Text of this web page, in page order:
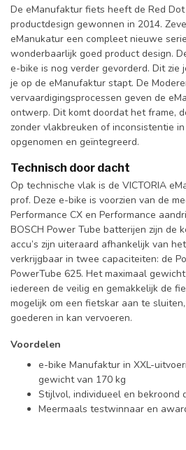
De eManufaktur fiets heeft de Red
productdesign gewonnen in 2014.
eManukatur een compleet nieuwe
wonderbaarlijk goed product design.
e-bike is nog verder gevorderd. Dit zie
je op de eManufaktur stapt. De
vervaardigingsprocessen geven de
ontwerp. Dit komt doordat het frame,
zonder vlakbreuken of inconsistentie
opgenomen en geïntegreerd.
Technisch door dacht
Op technische vlak is de VICTORIA
prof. Deze e-bike is voorzien van de
Performance CX en Performance
BOSCH Power Tube batterijen zijn de
accu’s zijn uiteraard afhankelijk van
verkrijgbaar in twee capaciteiten: de
PowerTube 625. Het maximaal
iedereen de veilig en gemakkelijk de
mogelijk om een fietskar aan te
goederen in kan vervoeren.
Voordelen
e-bike Manufaktur in XXL-
gewicht van 170 kg
Stijlvol, individueel en bekroond
Meermaals testwinnaar en